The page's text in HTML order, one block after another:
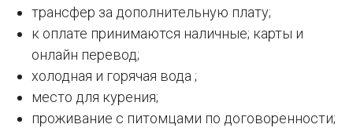
трансфер за дополнительную плату;
к оплате принимаются наличные; карты и
онлайн перевод;
холодная и горячая вода ;
место для курения;
проживание с питомцами по договоренности;